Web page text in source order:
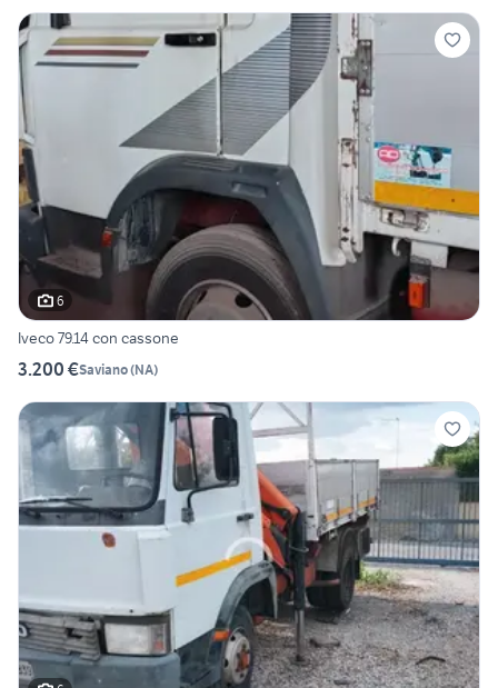
6
Iveco 79.14 con cassone
3.200 €Saviano(NA)